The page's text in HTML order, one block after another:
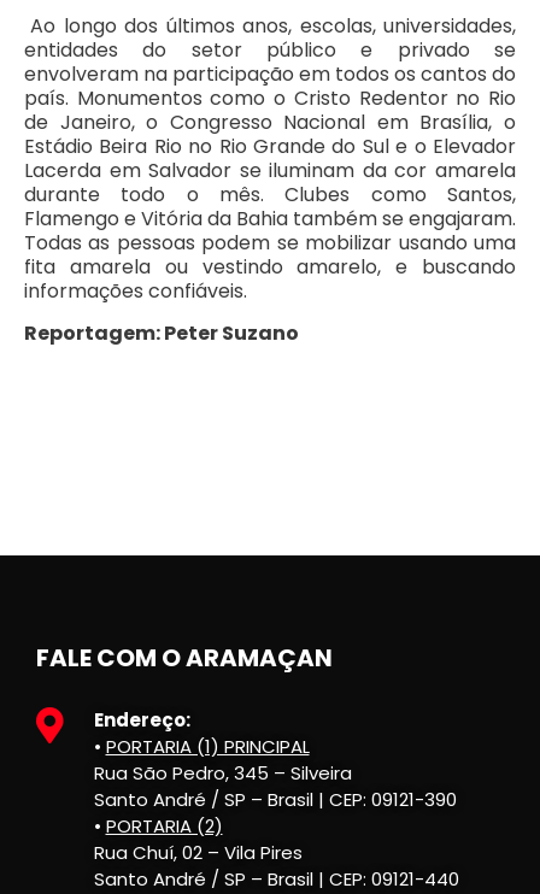
Ao longo dos últimos anos, escolas, universidades,
entidades do setor público e privado se
envolveram na participação em todos os cantos do
país. Monumentos como o Cristo Redentor no Rio
de Janeiro, o Congresso Nacional em Brasília, o
Estádio Beira Rio no Rio Grande do Sul e o Elevador
Lacerda em Salvador se iluminam da cor amarela
durante todo o mês. Clubes como Santos,
Flamengo e Vitória da Bahia também se engajaram.
Todas as pessoas podem se mobilizar usando uma
fita amarela ou vestindo amarelo, e buscando
informações confiáveis.
Reportagem: Peter Suzano
FALE COM O ARAMAÇAN
Endereço:
• PORTARIA (1) PRINCIPAL
Rua São Pedro, 345 – Silveira
Santo André / SP – Brasil | CEP: 09121-390
• PORTARIA (2)
Rua Chuí, 02 – Vila Pires
Santo André / SP – Brasil | CEP: 09121-440